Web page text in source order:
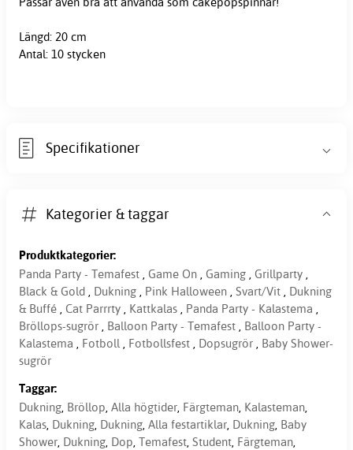
Längd: 20 cm
Antal: 10 stycken
Specifikationer
Kategorier & taggar
Produktkategorier:
Panda Party - Temafest , Game On , Gaming , Grillparty ,
Black & Gold , Dukning , Pink Halloween , Svart/Vit , Dukning
& Buffé , Cat Parrrty , Kattkalas , Panda Party - Kalastema ,
Bröllops-sugrör , Balloon Party - Temafest , Balloon Party -
Kalastema , Fotboll , Fotbollsfest , Dopsugrör , Baby Shower-
sugrör
Taggar:
Dukning, Bröllop, Alla högtider, Färgteman, Kalasteman,
Kalas, Dukning, Dukning, Alla festartiklar, Dukning, Baby
Shower, Dukning, Dop, Temafest, Student, Färgteman,